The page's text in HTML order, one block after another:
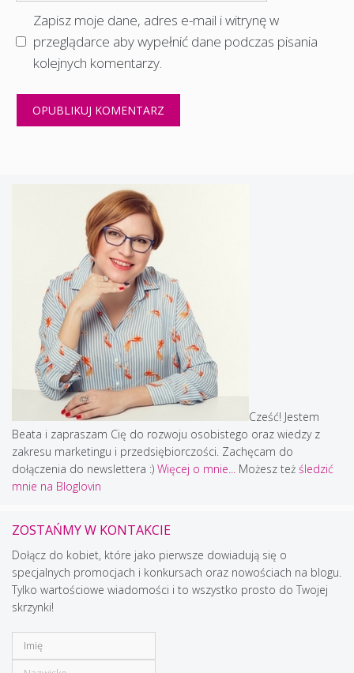
Zapisz moje dane, adres e-mail i witrynę w
przeglądarce aby wypełnić dane podczas pisania
kolejnych komentarzy.
Cześć! Jestem
Beata i zapraszam Cię do rozwoju osobistego oraz wiedzy z
zakresu marketingu i przedsiębiorczości. Zachęcam do
dołączenia do newslettera :) Więcej o mnie... Możesz też śledzić
mnie na Bloglovin
ZOSTAŃMY W KONTAKCIE
Dołącz do kobiet, które jako pierwsze dowiadują się o
specjalnych promocjach i konkursach oraz nowościach na blogu.
Tylko wartościowe wiadomości i to wszystko prosto do Twojej
skrzynki!